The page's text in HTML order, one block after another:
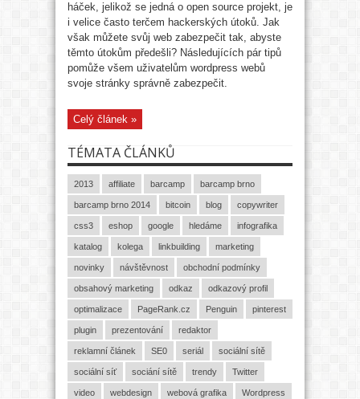
háček, jelikož se jedná o open source projekt, je
i velice často terčem hackerských útoků. Jak
však můžete svůj web zabezpečit tak, abyste
těmto útokům předešli? Následujících pár tipů
pomůže všem uživatelům wordpress webů
svoje stránky správně zabezpečit.
Celý článek »
TÉMATA ČLÁNKŮ
2013 affiliate barcamp barcamp brno
barcamp brno 2014 bitcoin blog copywriter
css3 eshop google hledáme infografika
katalog kolega linkbuilding marketing
novinky návštěvnost obchodní podmínky
obsahový marketing odkaz odkazový profil
optimalizace PageRank.cz Penguin pinterest
plugin prezentování redaktor
reklamní článek SE0 seriál sociální sítě
sociální síť sociání sítě trendy Twitter
video webdesign webová grafika Wordpress